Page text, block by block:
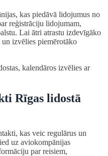
kas piedāvā lidojumus no
reģistrāciju lidojumam,
Lai ātri atrastu izdevīgāko
izvēlies piemērotāko
kalendāros izvēlies ar
Rīgas lidostā
kas veic regulārus un
uz aviokompānijas
par reisiem,